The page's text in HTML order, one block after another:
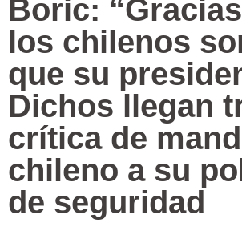
Boric:
los chilenos
que su
Dichos llegan
crítica de
chileno a su
de seguridad